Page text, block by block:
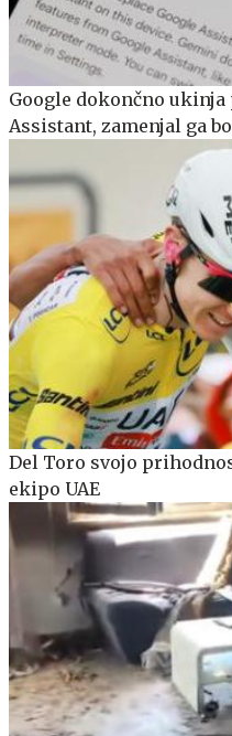
Google dokončno
Assistant, zamenjal ga
Del Toro svojo
ekipo UAE